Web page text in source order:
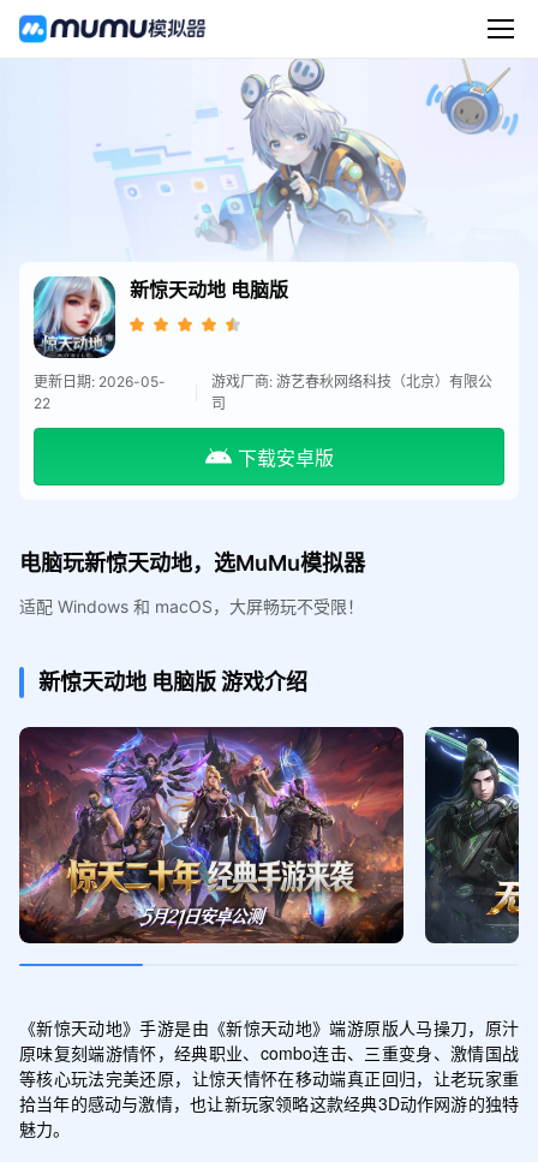
新惊天动地 电脑版
更新日期: 2026-05-
22
游戏厂商: 游艺春秋网络科技（北京）有限公
司
下载安卓版
电脑玩新惊天动地，选MuMu模拟器
适配 Windows 和 macOS，大屏畅玩不受限！
新惊天动地 电脑版游戏介绍
《新惊天动地》手游是由《新惊天动地》端游原版人马操刀，原汁
原味复刻端游情怀，经典职业、combo连击、三重变身、激情国战
等核心玩法完美还原，让惊天情怀在移动端真正回归，让老玩家重
拾当年的感动与激情，也让新玩家领略这款经典3D动作网游的独特
魅力。